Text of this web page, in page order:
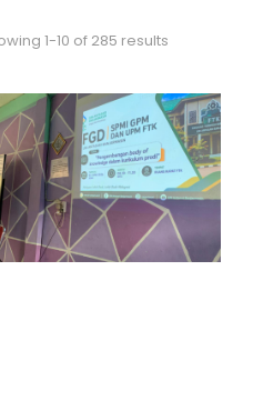
1-10 of 285 results